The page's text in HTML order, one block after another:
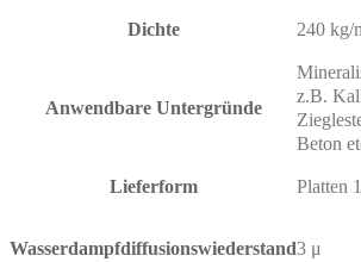
Dichte 240 kg/
Anwendbare Untergründe
z.B.
Beton
Lieferform Platten
Wasserdampfdiffusionswiederstand3 μ